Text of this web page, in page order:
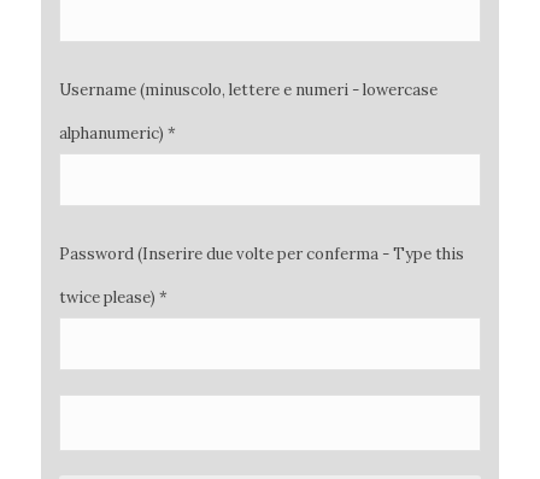
Username (minuscolo, lettere e numeri - lowercase
alphanumeric) *
Password (Inserire due volte per conferma - Type this
twice please) *